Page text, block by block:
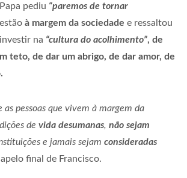
pediu “paremos de tornar
à margem da sociedade e ressaltou
na “cultura do acolhimento”, de
teto, de dar um abrigo, de dar amor, de
as pessoas que vivem à margem da
de vida desumanas, não sejam
e jamais sejam consideradas
final de Francisco.